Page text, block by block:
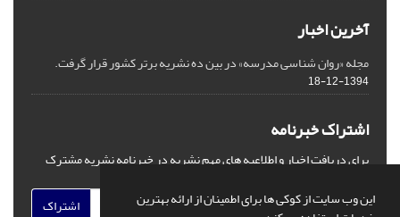
این وب سایت از کوکی ها برای اطمینان از ارائه بهترین
آخرین اخبار
مجله «روان شناسی مدرسه» در بین ده نشریه برتر کشور قرار گرفت.
1394-12-18
اشتراک خبرنامه
برای دریافت اخبار و اطلاعیه های مهم نشریه در خبرنامه نشریه مشترک
اشتراک